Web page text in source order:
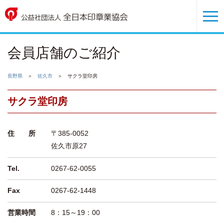
会員店舗のご紹介
長野県 ＞ 佐久市 ＞ サクラ堂印房
サクラ堂印房
住 所
〒385-0052
佐久市原27
Tel. 0267-62-0055
Fax 0267-62-1448
営業時間 8：15～19：00